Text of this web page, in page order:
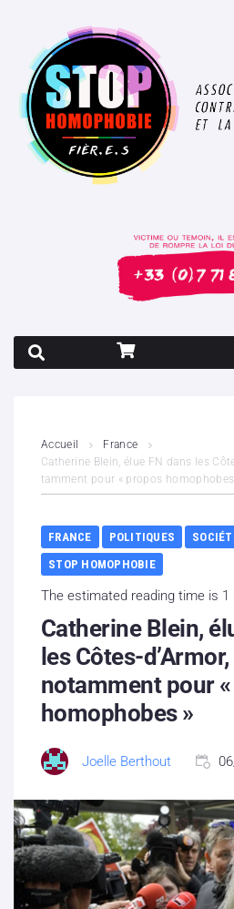
Contenus litigieux
Nous soutenir
Boutique
Partenaires
Contacts
Hébergement solidaire
Accueil
France
Catherine Blein, élue FN dans les
tamment pour « propos
FRANCE POLITIQUES
STOP HOMOPHOBIE
The estimated reading time is 1
Catherine Blein,
les Côtes-
notamment pour
homophobes »
Joelle Berthout